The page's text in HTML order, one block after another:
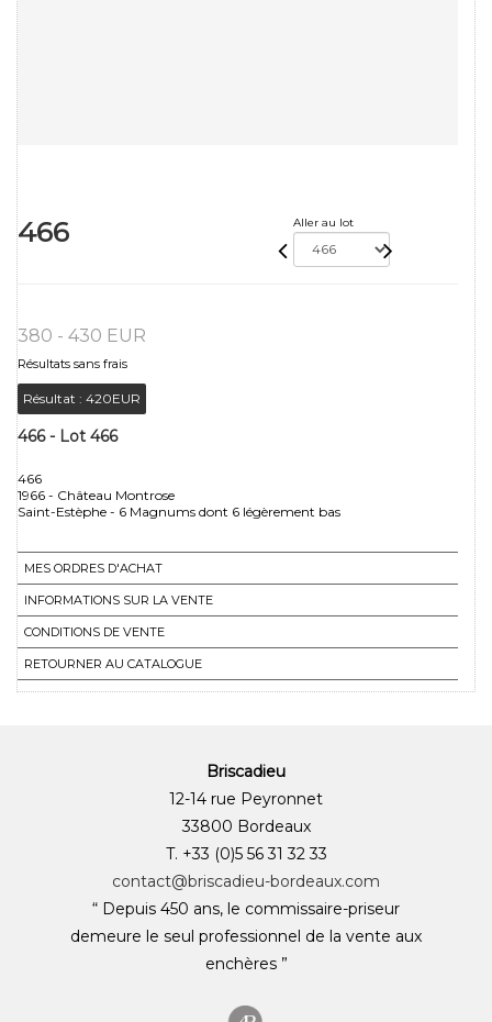
466 Aller au lot
380 - 430 EUR
Résultats sans frais
Résultat : 420EUR
466 - Lot 466
466
1966 - Château Montrose
Saint-Estèphe - 6 Magnums dont 6 légèrement bas
MES ORDRES D'ACHAT
INFORMATIONS SUR LA VENTE
CONDITIONS DE VENTE
RETOURNER AU CATALOGUE
Briscadieu
12-14 rue Peyronnet
33800 Bordeaux
T. +33 (0)5 56 31 32 33
contact@briscadieu-bordeaux.com
“ Depuis 450 ans, le commissaire-priseur
demeure le seul professionnel de la vente aux
enchères ”